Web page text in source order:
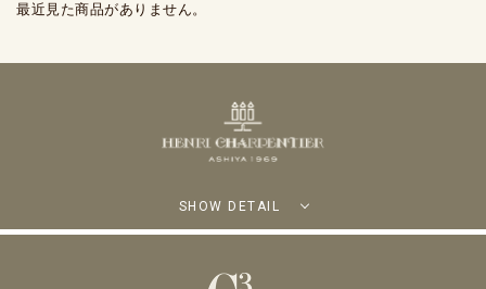
最近見た商品がありません。
SHOW DETAIL